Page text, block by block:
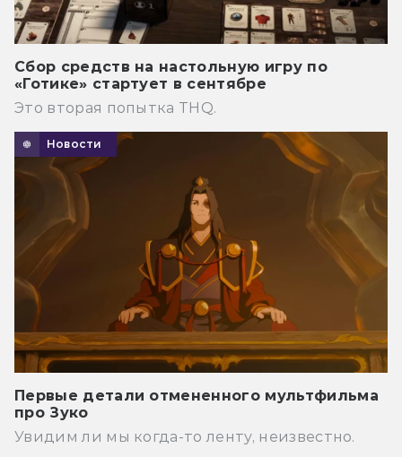
Сбор средств на настольную игру по
«Готике» стартует в сентябре
Это вторая попытка THQ.
Новости
Первые детали отмененного мультфильма
про Зуко
Увидим ли мы когда-то ленту, неизвестно.